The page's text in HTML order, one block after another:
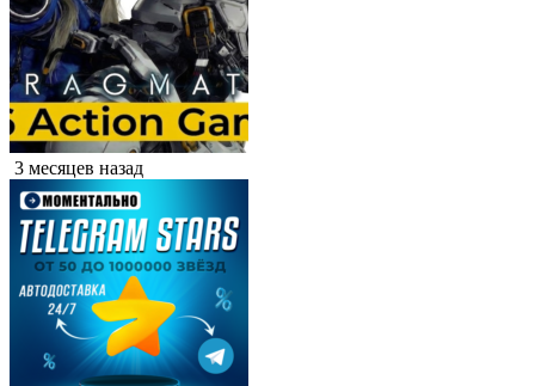
3 месяцев назад